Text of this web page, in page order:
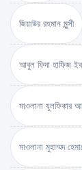
জিয়াউর রহমান মুন্সী
আবুল ফিদা হাফিজ
মাওলানা যুলফিকার
মাওলানা মুহাম্মদ